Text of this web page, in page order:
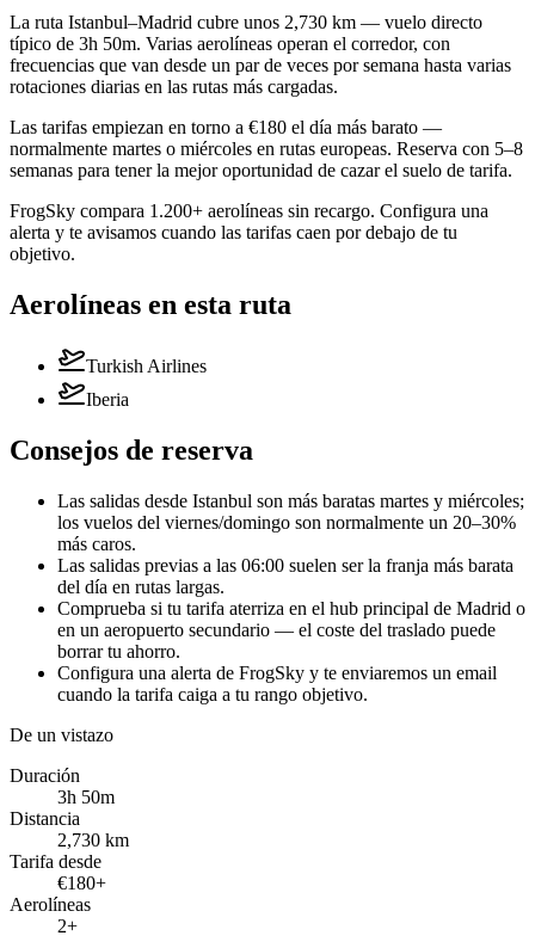
La ruta Istanbul–Madrid cubre unos 2,730 km — vuelo directo
típico de 3h 50m. Varias aerolíneas operan el corredor, con
frecuencias que van desde un par de veces por semana hasta varias
rotaciones diarias en las rutas más cargadas.
Las tarifas empiezan en torno a €180 el día más barato —
normalmente martes o miércoles en rutas europeas. Reserva con 5–8
semanas para tener la mejor oportunidad de cazar el suelo de tarifa.
FrogSky compara 1.200+ aerolíneas sin recargo. Configura una
alerta y te avisamos cuando las tarifas caen por debajo de tu
objetivo.
Aerolíneas en esta ruta
Turkish Airlines
Iberia
Consejos de reserva
Las salidas desde Istanbul son más baratas martes y miércoles;
los vuelos del viernes/domingo son normalmente un 20–30%
más caros.
Las salidas previas a las 06:00 suelen ser la franja más barata
del día en rutas largas.
Comprueba si tu tarifa aterriza en el hub principal de Madrid o
en un aeropuerto secundario — el coste del traslado puede
borrar tu ahorro.
Configura una alerta de FrogSky y te enviaremos un email
cuando la tarifa caiga a tu rango objetivo.
De un vistazo
Duración
3h 50m
Distancia
2,730 km
Tarifa desde
€180+
Aerolíneas
2+